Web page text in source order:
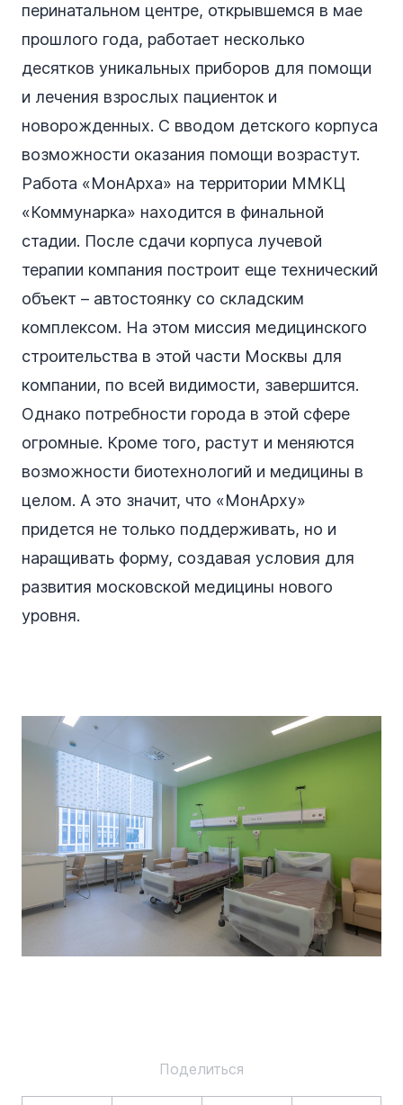
перинатальном центре, открывшемся в мае
прошлого года, работает несколько
десятков уникальных приборов для помощи
и лечения взрослых пациенток и
новорожденных. С вводом детского корпуса
возможности оказания помощи возрастут.
Работа «МонАрха» на территории ММКЦ
«Коммунарка» находится в финальной
стадии. После сдачи корпуса лучевой
терапии компания построит еще технический
объект – автостоянку со складским
комплексом. На этом миссия медицинского
строительства в этой части Москвы для
компании, по всей видимости, завершится.
Однако потребности города в этой сфере
огромные. Кроме того, растут и меняются
возможности биотехнологий и медицины в
целом. А это значит, что «МонАрху»
придется не только поддерживать, но и
наращивать форму, создавая условия для
развития московской медицины нового
уровня.
Поделиться